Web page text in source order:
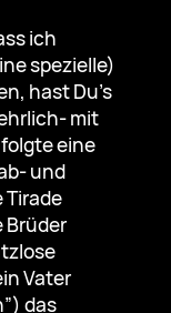
ich
spezielle)
hast Du’s
mit
eine
und
Brüder
Vater
das